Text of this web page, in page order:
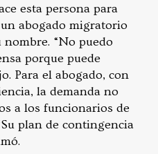
esta persona para
un abogado migratorio
“No puedo
porque puede
Para el abogado, con
la demanda no
a los funcionarios de
plan de contingencia